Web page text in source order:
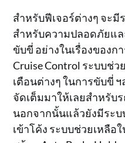
สำหรับฟีเจอร์ต่างๆ จะมี
สำหรับความปลอดภัยแ
ขับขี่ อย่างในเรื่องของ
Cruise Control ระบบช่
เตือนต่างๆ ในการขับขี่
จัดเต็มมาให้เลยสำหรับ
นอกจากนั้นแล้วยังมีระบ
เข้าโค้ง ระบบช่วยเหลือ